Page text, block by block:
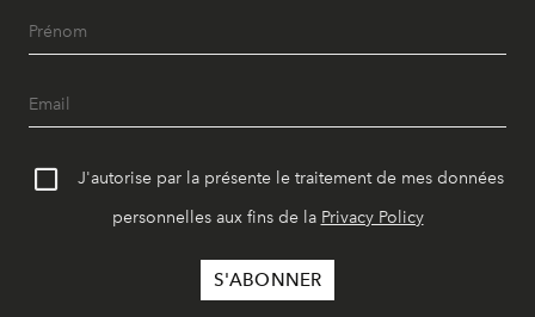
J'autorise par la présente le traitement de mes données
personnelles aux fins de la Privacy Policy